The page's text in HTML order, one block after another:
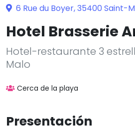
6 Rue du Boyer, 35400 Saint-
Hotel Brasserie
Hotel-restaurante 3
Malo
Cerca de la playa
Presentación